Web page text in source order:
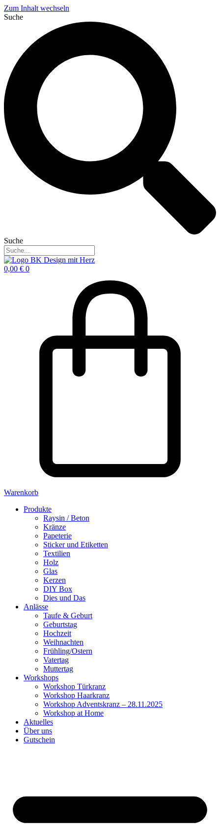
Zum Inhalt wechseln
Suche
Suche
0,00 € 0
Warenkorb
Produkte
Raysin / Beton
Kränze
Papeterie
Sticker und Etiketten
Textilien
Holz
Glas
Kerzen
DIY Box
Dies und Das
Anlässe
Taufe & Geburt
Geburtstag
Hochzeit
Weihnachten
Frühling/Ostern
Vatertag
Muttertag
Workshops
Workshop Türkranz
Workshop Haarkranz
Workshop Adventskranz – 28.11.2025
Workshop at Home
Aktuelles
Über uns
Gutschein